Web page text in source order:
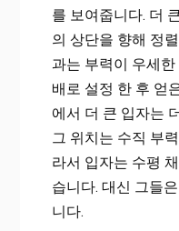
를 보여줍니다. 더
의 상단을 향해 정
과는 부력이 우세
배로 설정 한 후 얻
에서 더 큰 입자는
그 위치는 수직 부
라서 입자는 수평
습니다. 대신 그들
니다.